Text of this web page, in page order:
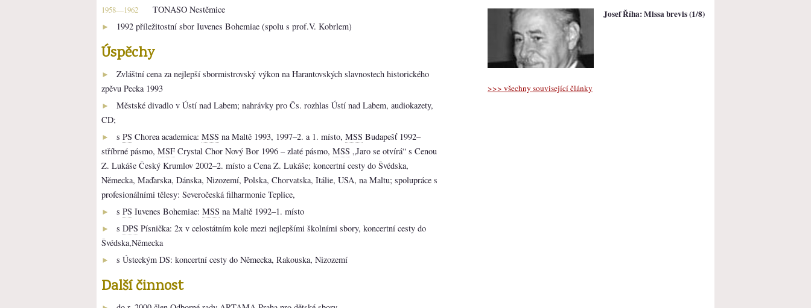
1958—1962 TONASO Nestěmice
► 1992 příležitostní sbor Iuvenes Bohemiae (spolu s prof.V. Kobrlem)
Úspěchy
►
Zvláštní cena za nejlepší sbormistrovský výkon na Harantovských slavnostech historického
zpěvu Pecka 1993
►
Městské divadlo v Ústí nad Labem; nahrávky pro Čs. rozhlas Ústí nad Labem, audiokazety,
CD;
► s PS Chorea academica: MSS na Maltě 1993, 1997–2. a 1. místo, MSS Budapešť 1992–
stříbrné pásmo, MSF Crystal Chor Nový Bor 1996 – zlaté pásmo, MSS „Jaro se otvírá“ s Cenou
Z. Lukáše Český Krumlov 2002–2. místo a Cena Z. Lukáše; koncertní cesty do Švédska,
Německa, Maďarska, Dánska, Nizozemí, Polska, Chorvatska, Itálie, USA, na Maltu; spolupráce s
profesionálními tělesy: Severočeská filharmonie Teplice,
► s PS Iuvenes Bohemiae: MSS na Maltě 1992–1. místo
► s DPS Písnička: 2x v celostátním kole mezi nejlepšími školními sbory, koncertní cesty do
Švédska,Německa
► s Ústeckým DS: koncertní cesty do Německa, Rakouska, Nizozemí
Další činnost
Josef Říha: Missa brevis (1/8)
>>> všechny související články